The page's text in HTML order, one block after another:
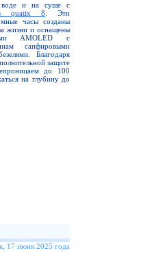
воде и на суше с
quatix 8 . Эти
часы созданы
жизни и оснащены
AMOLED с
сапфировыми
Благодаря
защите
до 100
на глубину до
17 июня 2025 года